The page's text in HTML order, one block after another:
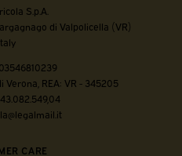
S.p.A.
di Valpolicella (VR)
REA: VR - 345205
CARE